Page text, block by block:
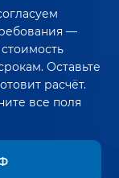
—
Оставьте
расчёт.
все поля